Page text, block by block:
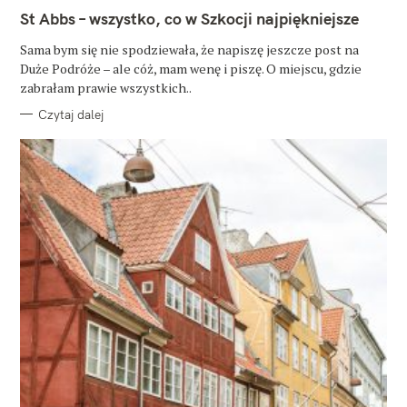
T
E
O
R
I
St Abbs – wszystko, co w Szkocji najpiękniejsze
Sama bym się nie spodziewała, że napiszę jeszcze post na
Duże Podróże – ale cóż, mam wenę i piszę. O miejscu, gdzie
zabrałam prawie wszystkich..
Czytaj dalej